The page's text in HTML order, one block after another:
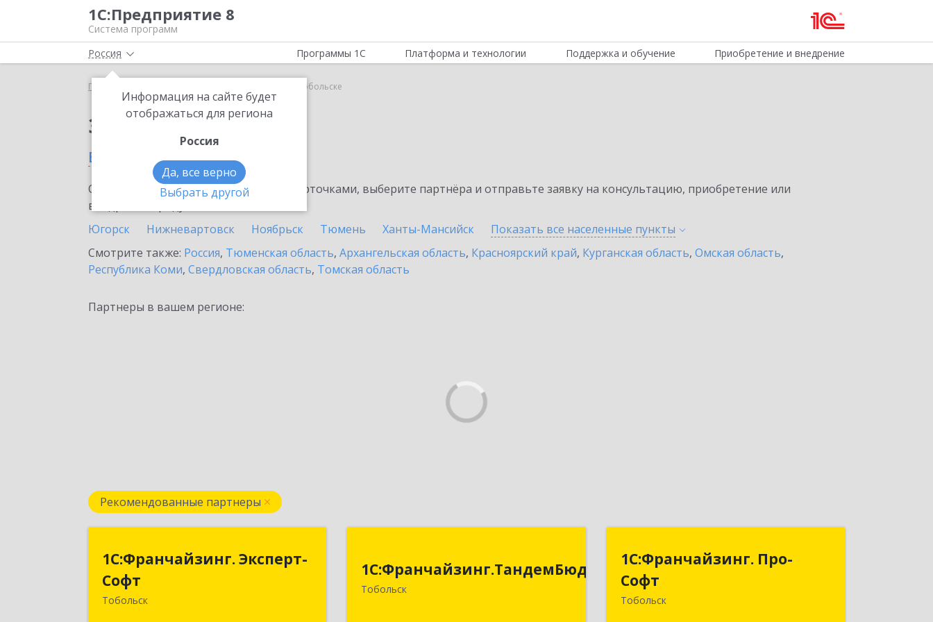
1С:Предприятие 8
Система программ
Россия
Информация на сайте будет
отображаться для региона
Россия
Да, все верно
Выбрать другой
Программы 1С Платформа и технологии Поддержка и обучение Приобретение и внедрение
Главная 1С:Share в Тобольске
Заказать 1С:Share
в Тобольске
Ознакомьтесь с информационными карточками, выберите партнёра и отправьте заявку на консультацию, приобретение или
внедрение продукта.
Югорск
Нижневартовск Ноябрьск Тюмень Ханты-Мансийск Показать все населенные пункты
Смотрите также: Россия, Тюменская область, Архангельская область, Красноярский край, Курганская область, Омская область,
Республика Коми, Свердловская область, Томская область
Партнеры в вашем регионе:
Рекомендованные партнеры
1С:Франчайзинг. Эксперт-
Софт
Тобольск
1С:Франчайзинг. Эксперт-
Софт
626150, Тюменская обл, Тобольск г, 7-
1С:Франчайзинг.ТандемБюджет
Тобольск
1С:Франчайзинг. Про-
Софт
Тобольск
1С:Франчайзинг. Про-
626150, Тюменская обл, Тобольск г,